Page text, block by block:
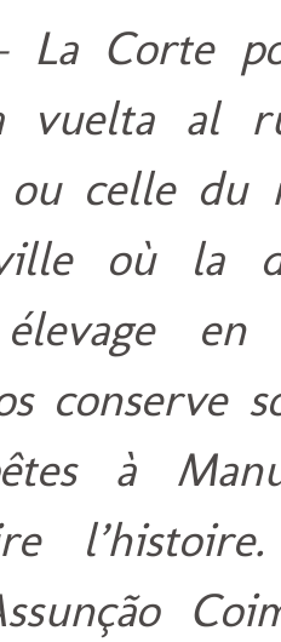
La Corte
vuelta al
ou celle du
où la
élevage
conserve
à